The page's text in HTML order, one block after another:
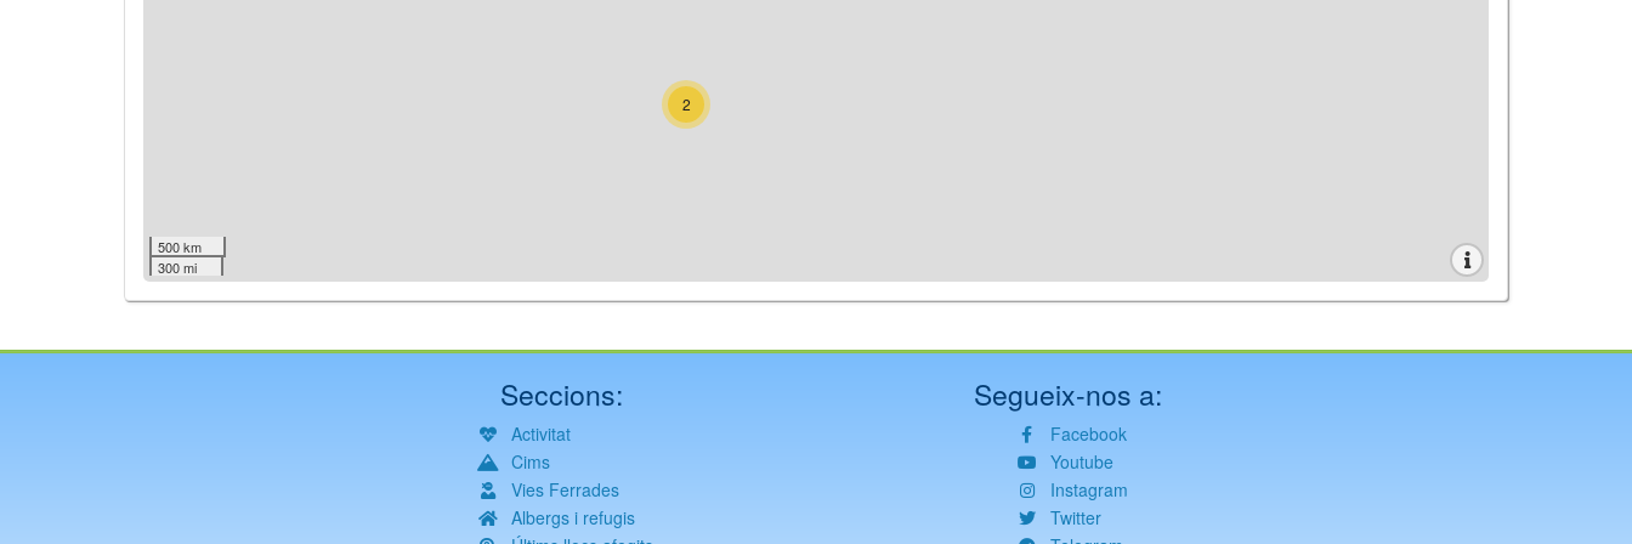
2
500 km
300 mi
Seccions:
Activitat
Cims
Vies Ferrades
Albergs i refugis
Segueix-nos a:
Facebook
Youtube
Instagram
Twitter